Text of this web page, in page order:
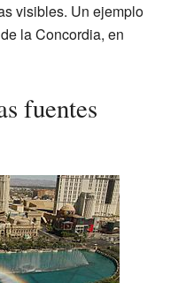
visibles. Un ejemplo
la Concordia, en
fuentes